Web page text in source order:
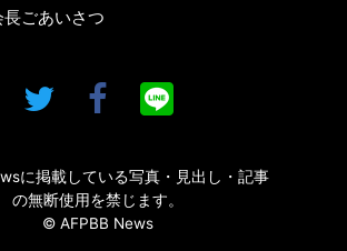
ごあいさつ
に掲載している写真・見出し・記事
の無断使用を禁じます。
© AFPBB News